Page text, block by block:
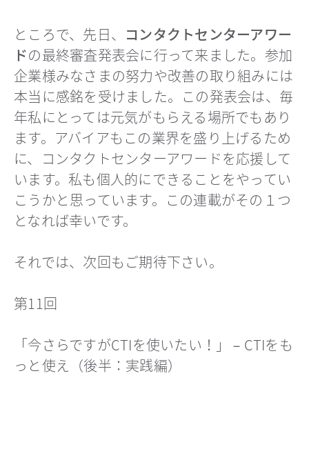
ところで、先日、
コンタクトセンターアワー
ドの最終審査発表会に行って来ました。参加
企業様みなさまの努力や改善の取り組みには
本当に感銘を受けました。この発表会は、毎
年私にとっては元気がもらえる場所でもあり
ます。アバイアもこの業界を盛り上げるため
に、コンタクトセンターアワードを応援して
います。私も個人的にできることをやってい
こうかと思っています。この連載がその１つ
となれば幸いです。
それでは、次回もご期待下さい。
第11回
「今さらですがCTIを使いたい！」－CTIをも
っと使え（後半：実践編）